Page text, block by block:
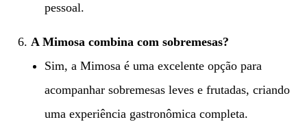
pessoal.
A Mimosa combina com sobremesas?
Sim, a Mimosa é uma excelente opção para
acompanhar sobremesas leves e frutadas, criando
uma experiência gastronômica completa.